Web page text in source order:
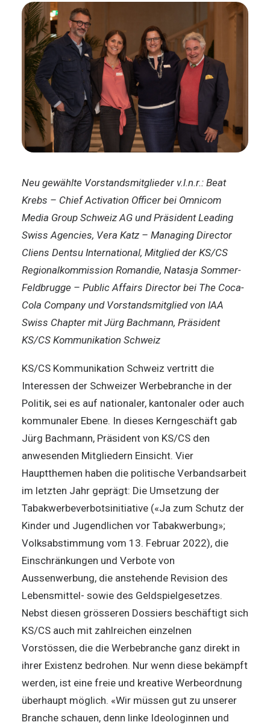
Neu gewählte Vorstandsmitglieder v.l.n.r.: Beat
Krebs – Chief Activation Officer bei Omnicom
Media Group Schweiz AG und Präsident Leading
Swiss Agencies, Vera Katz – Managing Director
Cliens Dentsu International, Mitglied der KS/CS
Regionalkommission Romandie, Natasja Sommer-
Feldbrugge – Public Affairs Director bei The Coca-
Cola Company und Vorstandsmitglied von IAA
Swiss Chapter mit Jürg Bachmann, Präsident
KS/CS Kommunikation Schweiz
KS/CS Kommunikation Schweiz vertritt die
Interessen der Schweizer Werbebranche in der
Politik, sei es auf nationaler, kantonaler oder auch
kommunaler Ebene. In dieses Kerngeschäft gab
Jürg Bachmann, Präsident von KS/CS den
anwesenden Mitgliedern Einsicht. Vier
Hauptthemen haben die politische Verbandsarbeit
im letzten Jahr geprägt: Die Umsetzung der
Tabakwerbeverbotsinitiative («Ja zum Schutz der
Kinder und Jugendlichen vor Tabakwerbung»;
Volksabstimmung vom 13. Februar 2022), die
Einschränkungen und Verbote von
Aussenwerbung, die anstehende Revision des
Lebensmittel- sowie des Geldspielgesetzes.
Nebst diesen grösseren Dossiers beschäftigt sich
KS/CS auch mit zahlreichen einzelnen
Vorstössen, die die Werbebranche ganz direkt in
ihrer Existenz bedrohen. Nur wenn diese bekämpft
werden, ist eine freie und kreative Werbeordnung
überhaupt möglich. «Wir müssen gut zu unserer
Branche schauen, denn linke Ideologinnen und